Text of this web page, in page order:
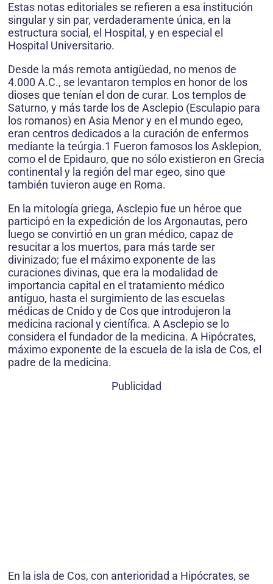
Estas notas editoriales se refieren a esa institución
singular y sin par, verdaderamente única, en la
estructura social, el Hospital, y en especial el
Hospital Universitario.
Desde la más remota antigüedad, no menos de
4.000 A.C., se levantaron templos en honor de los
dioses que tenían el don de curar. Los templos de
Saturno, y más tarde los de Asclepio (Esculapio para
los romanos) en Asia Menor y en el mundo egeo,
eran centros dedicados a la curación de enfermos
mediante la teúrgia.1 Fueron famosos los Asklepion,
como el de Epidauro, que no sólo existieron en Grecia
continental y la región del mar egeo, sino que
también tuvieron auge en Roma.
En la mitología griega, Asclepio fue un héroe que
participó en la expedición de los Argonautas, pero
luego se convirtió en un gran médico, capaz de
resucitar a los muertos, para más tarde ser
divinizado; fue el máximo exponente de las
curaciones divinas, que era la modalidad de
importancia capital en el tratamiento médico
antiguo, hasta el surgimiento de las escuelas
médicas de Cnido y de Cos que introdujeron la
medicina racional y científica. A Asclepio se lo
considera el fundador de la medicina. A Hipócrates,
máximo exponente de la escuela de la isla de Cos, el
padre de la medicina.
Publicidad
En la isla de Cos, con anterioridad a Hipócrates, se